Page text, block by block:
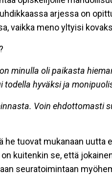
arjessa on
vaikka meno yltyisi
minulla oli paikasta
hyväksi ja
Voin ehdottomasti
he tuovat mukanaan uutta
kuitenkin se, että
seuratoimintaan